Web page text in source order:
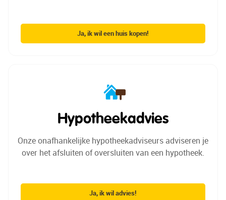
Ja, ik wil een huis kopen!
Hypotheekadvies
Onze onafhankelijke hypotheekadviseurs adviseren je
over het afsluiten of oversluiten van een hypotheek.
Ja, ik wil advies!